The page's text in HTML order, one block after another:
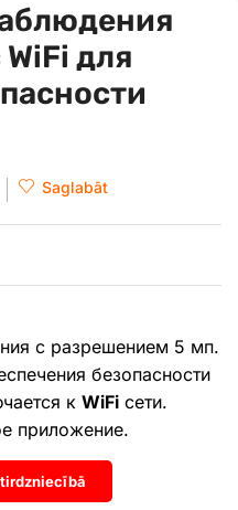
для
Saglabāt
с разрешением 5 мп.
безопасности
к WiFi сети.
приложение.